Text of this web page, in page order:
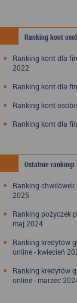
Ranking kont
Ranking kont dla
2022
Ranking kont dla
Ranking kont
Ranking kont dla
Ostatnie rankingi
Ranking chwilówek
2025
Ranking pożyczek
maj 2024
Ranking kredytów
online - kwiecień
Ranking kredytów
online - marzec